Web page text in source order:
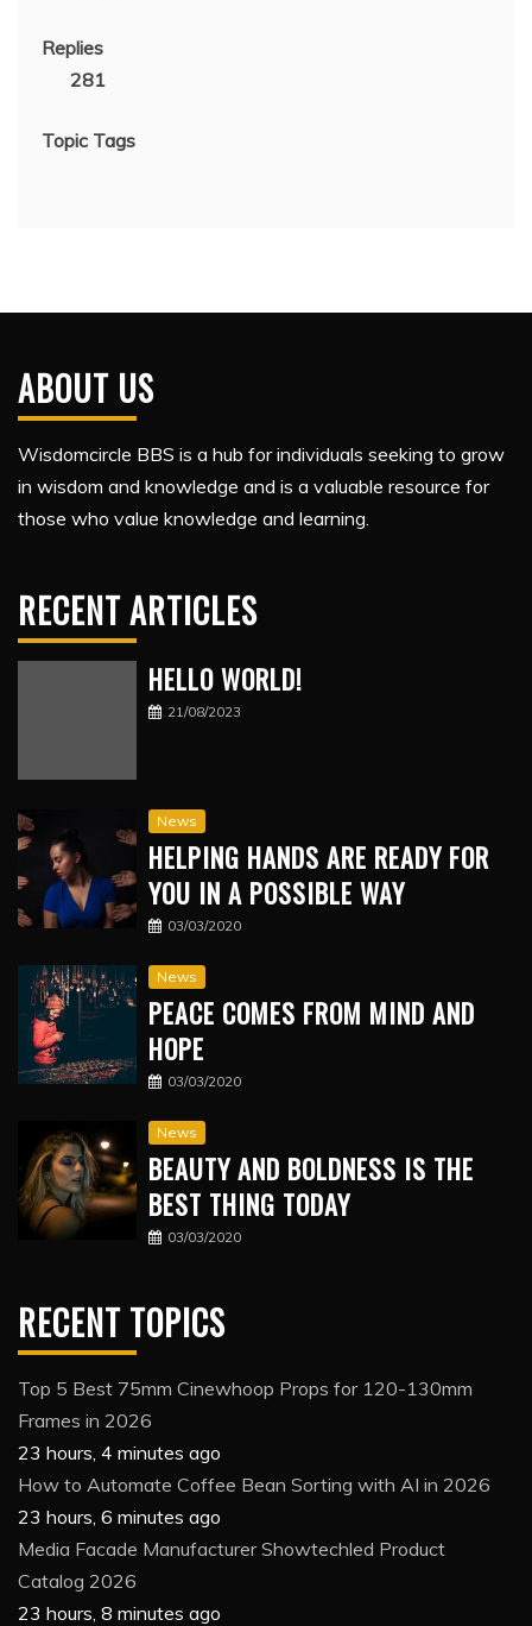
Replies
281
Topic Tags
ABOUT US
Wisdomcircle BBS is a hub for individuals seeking to grow
in wisdom and knowledge and is a valuable resource for
those who value knowledge and learning.
RECENT ARTICLES
HELLO WORLD!
21/08/2023
News
HELPING HANDS ARE READY FOR
YOU IN A POSSIBLE WAY
03/03/2020
News
PEACE COMES FROM MIND AND
HOPE
03/03/2020
News
BEAUTY AND BOLDNESS IS THE
BEST THING TODAY
03/03/2020
RECENT TOPICS
Top 5 Best 75mm Cinewhoop Props for 120-130mm
Frames in 2026
23 hours, 4 minutes ago
How to Automate Coffee Bean Sorting with AI in 2026
23 hours, 6 minutes ago
Media Facade Manufacturer Showtechled Product
Catalog 2026
23 hours, 8 minutes ago